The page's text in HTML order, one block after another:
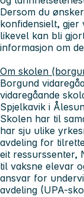
Dersom du
konfidensielt, gjer
likevel kan bli
informasjon om
Om skolen
Borgund
vidaregåande
Spjelkavik i
Skolen har til
har sju ulike
avdeling for
eit ressurssenter,
til vaksne elevar
ansvar for
avdeling (UPA-